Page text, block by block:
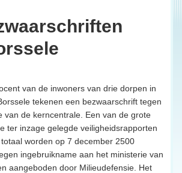
van de inwoners van drie dorpen in
tekenen een bezwaarschrift tegen
van de kerncentrale. Een van de grote
ter inzage gelegde veiligheidsrapporten
worden op 7 december 2500
ingebruikname aan het ministerie van
aangeboden door Milieudefensie. Het